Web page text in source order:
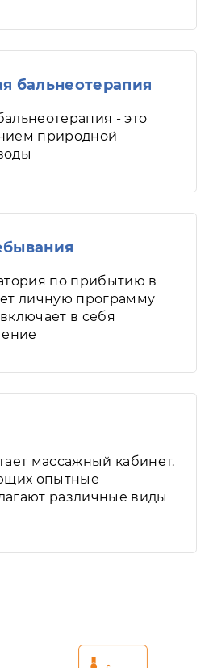
бальнеотерапия
- это
природной
по прибытию в
личную программу
в себя
массажный кабинет.
опытные
различные виды